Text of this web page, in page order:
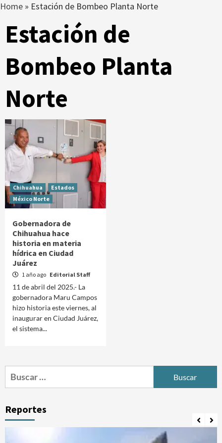
Home » Estación de Bombeo Planta Norte
Estación de
Bombeo Planta
Norte
Chihuahua
Estados
México Norte
Gobernadora de
Chihuahua hace
historia en materia
hídrica en Ciudad
Juárez
1 año ago Editorial Staff
11 de abril del 2025.- La
gobernadora Maru Campos
hizo historia este viernes, al
inaugurar en Ciudad Juárez,
el sistema...
Buscar:
Reportes